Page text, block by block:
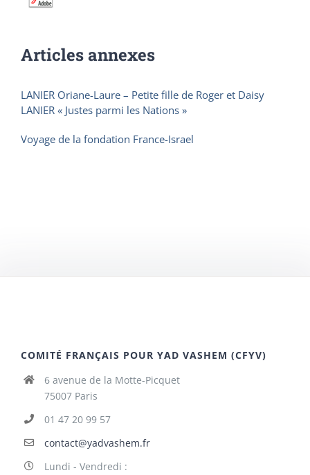
Articles annexes
LANIER Oriane-Laure – Petite fille de Roger et Daisy
LANIER « Justes parmi les Nations »
Voyage de la fondation France-Israel
COMITÉ FRANÇAIS POUR YAD VASHEM (CFYV)
6 avenue de la Motte-Picquet
75007 Paris
01 47 20 99 57
contact@yadvashem.fr
Lundi - Vendredi :